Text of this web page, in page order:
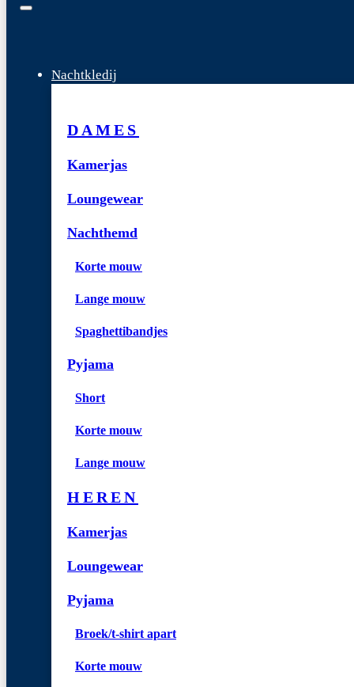
Nachtkledij
DAMES
Kamerjas
Loungewear
Nachthemd
Korte mouw
Lange mouw
Spaghettibandjes
Pyjama
Short
Korte mouw
Lange mouw
HEREN
Kamerjas
Loungewear
Pyjama
Broek/t-shirt apart
Korte mouw